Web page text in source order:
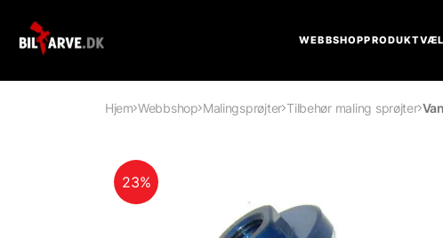
WEBBSHOP
Hjem Webbshop Malingsprøjter Tilbehør maling sprøjter
23%